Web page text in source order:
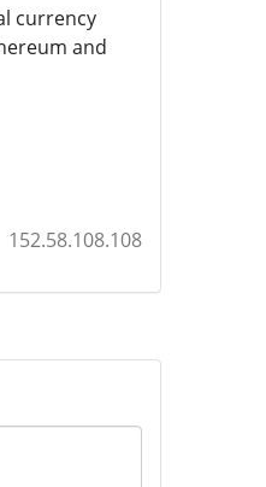
currency
and
152.58.108.108